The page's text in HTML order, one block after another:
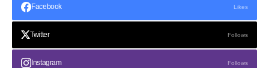
Facebook Likes
Twitter Follows
Instagram Follows